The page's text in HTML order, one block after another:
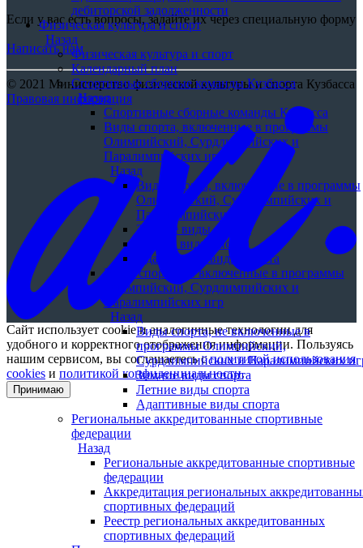
дебиторской задолженности
Физическая культура и спорт
Назад
Физическая культура и спорт
Календарный план
Спортивные сборные команды Кузбасса
Назад
Спортивные сборные команды Кузбасса
Виды спорта, включенные в программы
Олимпийский, Сурдлимпийских и
Паралимпийских игр
Назад
Виды спорта, включенные в программы
Олимпийский, Сурдлимпийских и
Паралимпийских игр
Зимние виды спорта
Летние виды спорта
Адаптивные виды спорта
Виды спорта, не включенные в программы
Олимпийский, Сурдлимпийских и
Паралимпийских игр
Назад
Виды спорта, не включенные в
программы Олимпийский,
Сурдлимпийских и Паралимпийских
Зимние виды спорта
Летние виды спорта
Адаптивные виды спорта
Региональные аккредитованные спортивные
федерации
Назад
Региональные аккредитованные спортивные
федерации
Аккредитация региональных
спортивных федераций
Реестр региональных аккредитованных
спортивных федераций
Если у вас есть вопросы, задайте их через специальную форму
Написать нам
© 2021 Министерство физической культуры и спорта Кузбасса
Правовая информация
Сайт использует cookie и аналогичные технологии для
удобного и корректного отображения информации. Пользуясь
нашим сервисом, вы соглашаетесь сполитикой использования
cookies и политикой конфиденциальности.
Принимаю